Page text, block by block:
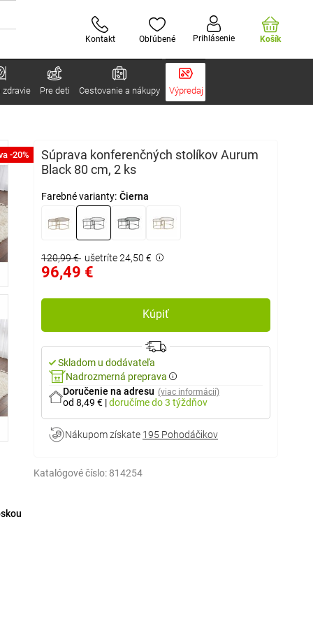
Kontakt Obľúbené Prihlásenie Košík
zdravie Pre deti Cestovanie a nákupy Výpredaj
-20%
Súprava konferenčných stolíkov Aurum
Black 80 cm, 2 ks
Farebné varianty: Čierna
120,99 € ušetríte 24,50 €
96,49 €
Kúpiť
Skladom u dodávateľa
Nadrozmerná preprava
Doručenie na adresu (viac informácií)
od 8,49 € |doručímedo 3 týždňov
Nákupom získate 195 Pohodáčikov
Katalógové číslo: 814254